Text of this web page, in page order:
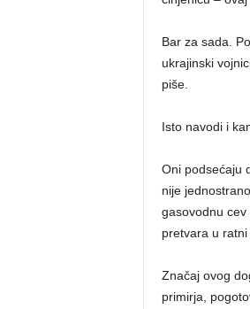
Bar za sada.
ukrajinski
piše.
Isto navodi i
Oni podsećaju
nije
gasovodnu
pretvara u ratni
Značaj ovog
primirja,